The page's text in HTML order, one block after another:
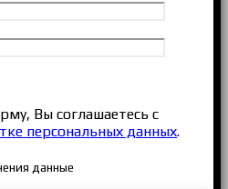
Вы соглашаетесь с
персональных данных.
данные